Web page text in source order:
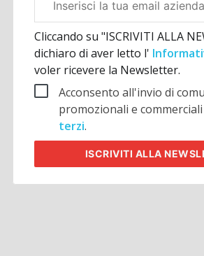
aziendale
Cliccando su "ISCRIVITI ALLA
dichiaro di aver letto l'
voler ricevere la Newsletter.
Acconsento all'invio di
promozionali e
terzi.
ISCRIVITI ALLA